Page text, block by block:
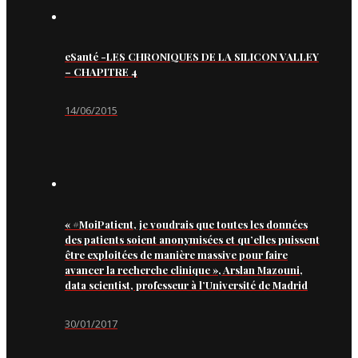
eSanté -LES CHRONIQUES DE LA SILICON VALLEY
– CHAPITRE 4
14/06/2015
« #MoiPatient, je voudrais que toutes les données
des patients soient anonymisées et qu’elles puissent
être exploitées de manière massive pour faire
avancer la recherche clinique », Arslan Mazouni,
data scientist, professeur à l’Université de Madrid
30/01/2017